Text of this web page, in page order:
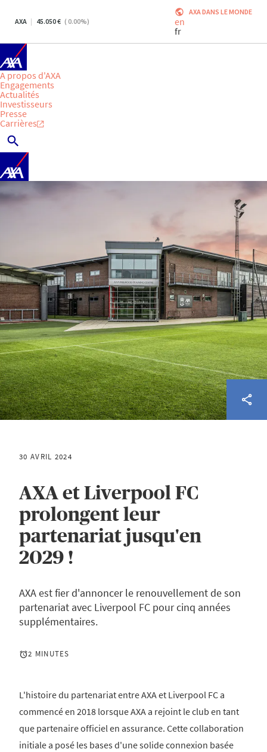
AXA 45.050 ( 0.00%)
AXA DANS LE MONDE
en
fr
A propos d'AXA
Engagements
Actualités
Investisseurs
Presse
Carrières
30 AVRIL 2024
AXA et Liverpool FC
prolongent leur
partenariat jusqu'en
2029 !
AXA est fier d'annoncer le renouvellement de son
partenariat avec Liverpool FC pour cinq années
supplémentaires.
2 MINUTES
L'histoire du partenariat entre AXA et Liverpool FC a
commencé en 2018 lorsque AXA a rejoint le club en tant
que partenaire officiel en assurance. Cette collaboration
initiale a posé les bases d'une solide connexion basée